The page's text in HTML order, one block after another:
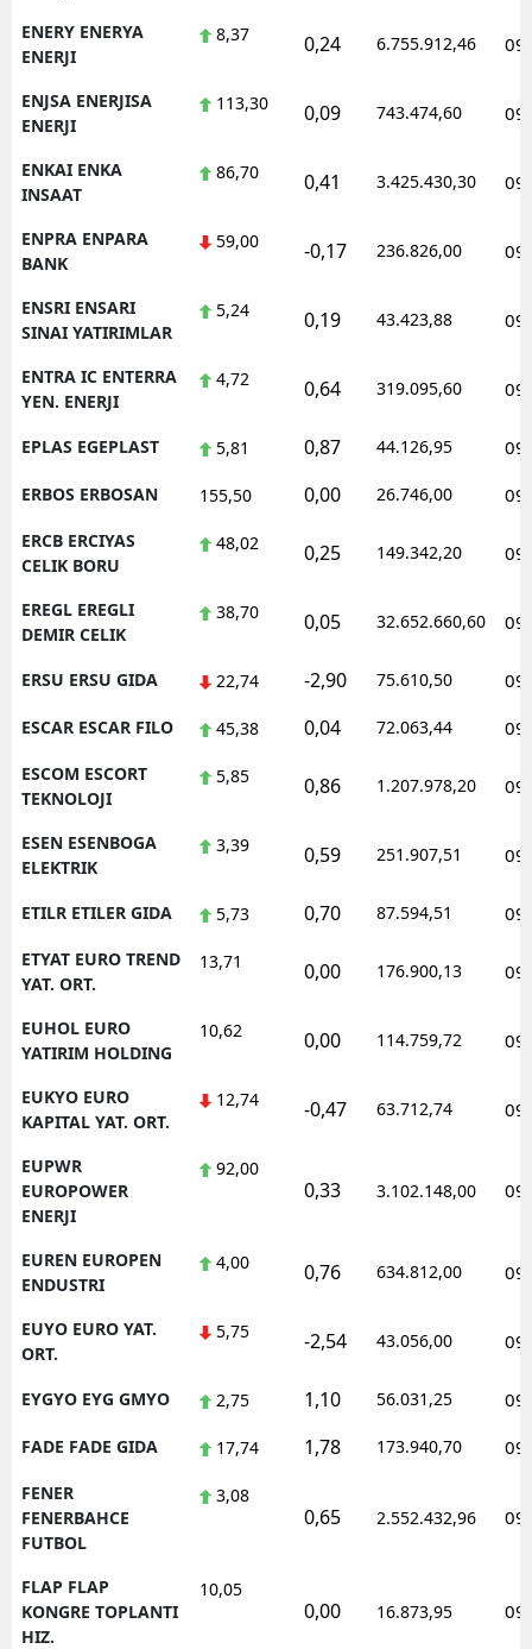
ENERY ENERYA
ENERJI
8,37 0,24 6.755.912,46
ENJSA ENERJISA
ENERJI
113,30 0,09 743.474,60
ENKAI ENKA
INSAAT
86,70 0,41 3.425.430,30
ENPRA ENPARA
BANK
59,00 -0,17 236.826,00
ENSRI ENSARI
SINAI YATIRIMLAR
5,24 0,19 43.423,88
ENTRA IC ENTERRA
YEN. ENERJI
4,72 0,64 319.095,60
EPLAS EGEPLAST 5,81 0,87 44.126,95
ERBOS ERBOSAN 155,50 0,00 26.746,00
ERCB ERCIYAS
CELIK BORU
48,02 0,25 149.342,20
EREGL EREGLI
DEMIR CELIK
38,70 0,05 32.652.660,60
ERSU ERSU GIDA 22,74 -2,90 75.610,50
ESCAR ESCAR FILO 45,38 0,04 72.063,44
ESCOM ESCORT
TEKNOLOJI
5,85 0,86 1.207.978,20
ESEN ESENBOGA
ELEKTRIK
3,39 0,59 251.907,51
ETILR ETILER GIDA 5,73 0,70 87.594,51
ETYAT EURO TREND
YAT. ORT.
13,71 0,00 176.900,13
EUHOL EURO
YATIRIM HOLDING
10,62 0,00 114.759,72
EUKYO EURO
KAPITAL YAT. ORT.
12,74 -0,47 63.712,74
EUPWR
EUROPOWER
ENERJI
92,00
0,33 3.102.148,00
EUREN EUROPEN
ENDUSTRI
4,00 0,76 634.812,00
EUYO EURO YAT.
ORT.
5,75 -2,54 43.056,00
EYGYO EYG GMYO 2,75 1,10 56.031,25
FADE FADE GIDA 17,74 1,78 173.940,70
FENER
FENERBAHCE
FUTBOL
3,08
0,65 2.552.432,96
FLAP FLAP
KONGRE TOPLANTI
HIZ.
10,05
0,00 16.873,95